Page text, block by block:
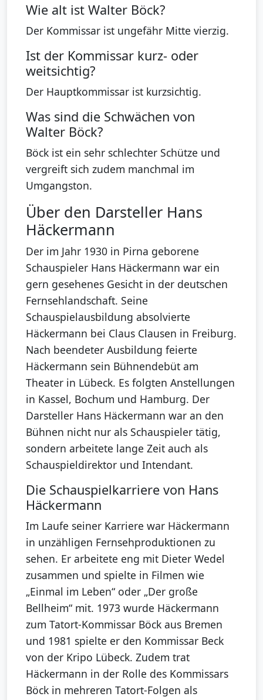
Wie alt ist Walter Böck?
Der Kommissar ist ungefähr Mitte vierzig.
Ist der Kommissar kurz- oder
weitsichtig?
Der Hauptkommissar ist kurzsichtig.
Was sind die Schwächen von
Walter Böck?
Böck ist ein sehr schlechter Schütze und
vergreift sich zudem manchmal im
Umgangston.
Über den Darsteller Hans
Häckermann
Der im Jahr 1930 in Pirna geborene
Schauspieler Hans Häckermann war ein
gern gesehenes Gesicht in der deutschen
Fernsehlandschaft. Seine
Schauspielausbildung absolvierte
Häckermann bei Claus Clausen in Freiburg.
Nach beendeter Ausbildung feierte
Häckermann sein Bühnendebüt am
Theater in Lübeck. Es folgten Anstellungen
in Kassel, Bochum und Hamburg. Der
Darsteller Hans Häckermann war an den
Bühnen nicht nur als Schauspieler tätig,
sondern arbeitete lange Zeit auch als
Schauspieldirektor und Intendant.
Die Schauspielkarriere von Hans
Häckermann
Im Laufe seiner Karriere war Häckermann
in unzähligen Fernsehproduktionen zu
sehen. Er arbeitete eng mit Dieter Wedel
zusammen und spielte in Filmen wie
„Einmal im Leben“ oder „Der große
Bellheim“ mit. 1973 wurde Häckermann
zum Tatort-Kommissar Böck aus Bremen
und 1981 spielte er den Kommissar Beck
von der Kripo Lübeck. Zudem trat
Häckermann in der Rolle des Kommissars
Böck in mehreren Tatort-Folgen als